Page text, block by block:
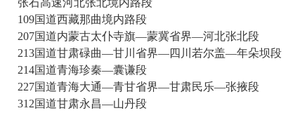
109国道西藏那曲境内路段
207国道内蒙古太仆寺旗—蒙冀省界—河北张北段
213国道甘肃碌曲—甘川省界—四川若尔盖—年朵坝段
214国道青海珍秦—囊谦段
227国道青海大通—青甘省界—甘肃民乐—张掖段
312国道甘肃永昌—山丹段